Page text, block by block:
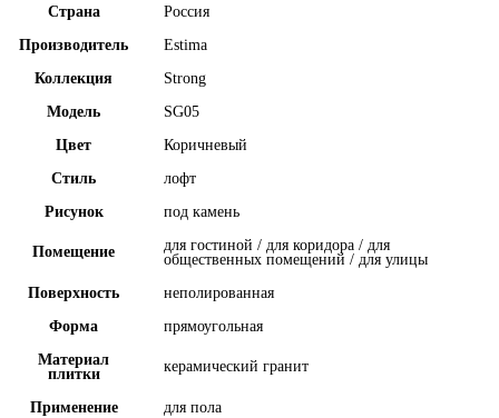
Страна
Россия
Производитель
Estima
Коллекция
Strong
Модель
SG05
Цвет
Коричневый
Стиль
лофт
Рисунок
под камень
Помещение
для гостиной / для коридора / для
общественных помещений / для улицы
Поверхность
неполированная
Форма
прямоугольная
Материал
плитки
керамический гранит
Применение
для пола